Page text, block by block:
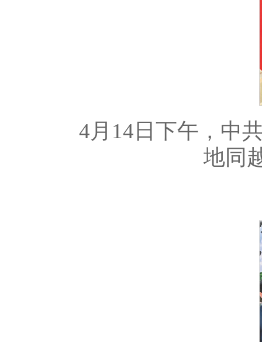
4月14日下午，中
地同